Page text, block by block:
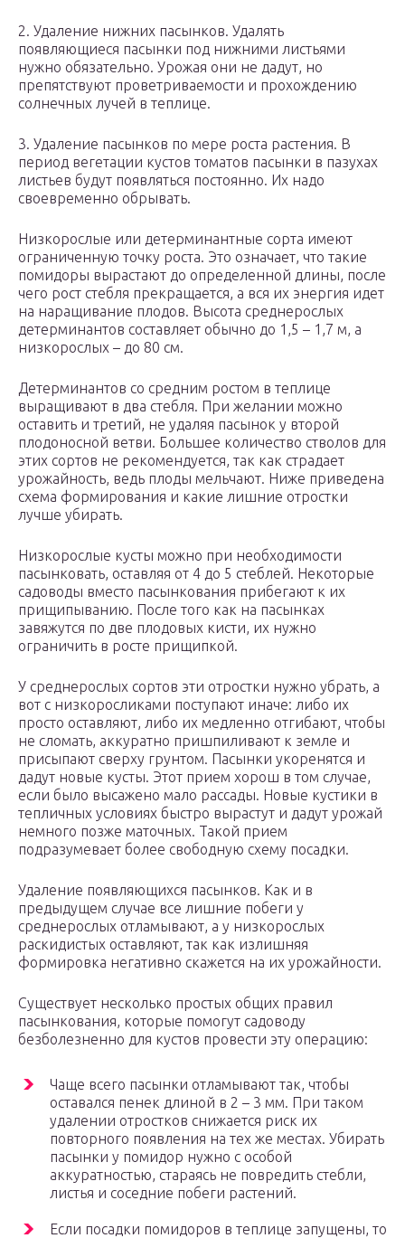
2. Удаление нижних пасынков. Удалять
появляющиеся пасынки под нижними листьями
нужно обязательно. Урожая они не дадут, но
препятствуют проветриваемости и прохождению
солнечных лучей в теплице.
3. Удаление пасынков по мере роста растения. В
период вегетации кустов томатов пасынки в пазухах
листьев будут появляться постоянно. Их надо
своевременно обрывать.
Низкорослые или детерминантные сорта имеют
ограниченную точку роста. Это означает, что такие
помидоры вырастают до определенной длины, после
чего рост стебля прекращается, а вся их энергия идет
на наращивание плодов. Высота среднерослых
детерминантов составляет обычно до 1,5 – 1,7 м, а
низкорослых – до 80 см.
Детерминантов со средним ростом в теплице
выращивают в два стебля. При желании можно
оставить и третий, не удаляя пасынок у второй
плодоносной ветви. Большее количество стволов для
этих сортов не рекомендуется, так как страдает
урожайность, ведь плоды мельчают. Ниже приведена
схема формирования и какие лишние отростки
лучше убирать.
Низкорослые кусты можно при необходимости
пасынковать, оставляя от 4 до 5 стеблей. Некоторые
садоводы вместо пасынкования прибегают к их
прищипыванию. После того как на пасынках
завяжутся по две плодовых кисти, их нужно
ограничить в росте прищипкой.
У среднерослых сортов эти отростки нужно убрать, а
вот с низкоросликами поступают иначе: либо их
просто оставляют, либо их медленно отгибают, чтобы
не сломать, аккуратно пришпиливают к земле и
присыпают сверху грунтом. Пасынки укоренятся и
дадут новые кусты. Этот прием хорош в том случае,
если было высажено мало рассады. Новые кустики в
тепличных условиях быстро вырастут и дадут урожай
немного позже маточных. Такой прием
подразумевает более свободную схему посадки.
Удаление появляющихся пасынков. Как и в
предыдущем случае все лишние побеги у
среднерослых отламывают, а у низкорослых
раскидистых оставляют, так как излишняя
формировка негативно скажется на их урожайности.
Существует несколько простых общих правил
пасынкования, которые помогут садоводу
безболезненно для кустов провести эту операцию:
Чаще всего пасынки отламывают так, чтобы
оставался пенек длиной в 2 – 3 мм. При таком
удалении отростков снижается риск их
повторного появления на тех же местах. Убирать
пасынки у помидор нужно с особой
аккуратностью, стараясь не повредить стебли,
листья и соседние побеги растений.
Если посадки помидоров в теплице запущены, то